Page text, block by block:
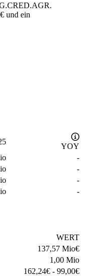
€ und ein
YOY
-
-
-
-
WERT
137,57 Mio€
1,00 Mio
162,24€ - 99,00€